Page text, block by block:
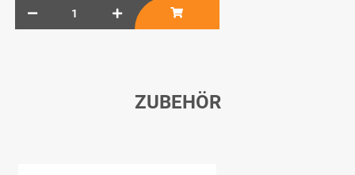
ZUBEHÖR